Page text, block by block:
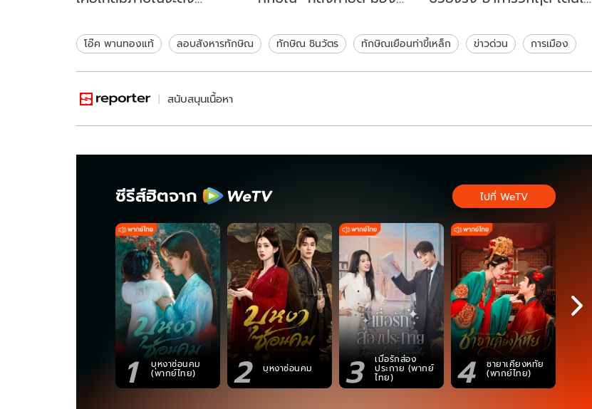
คนช่วยกันทำงาน
แสน
โอ๊ค พานทองแท้ ลอบสังหารทักษิณ ทักษิณ ชินวัตร ทักษิณเยือนท่าขี้เหล็ก ข่าวด่วน การเมือง
สนับสนุนเนื้อหา
ซีรีส์ฮิตจาก
1 บุหงาซ่อนคม
(พากย์ไทย) 2 บุหงาซ่อนคม 3 เมื่อรักส่อง
ประกาย (พากย์
ไทย) 4 ชายาเคียงหทัย
(พากย์ไทย) 5
ไปที่ WeTV